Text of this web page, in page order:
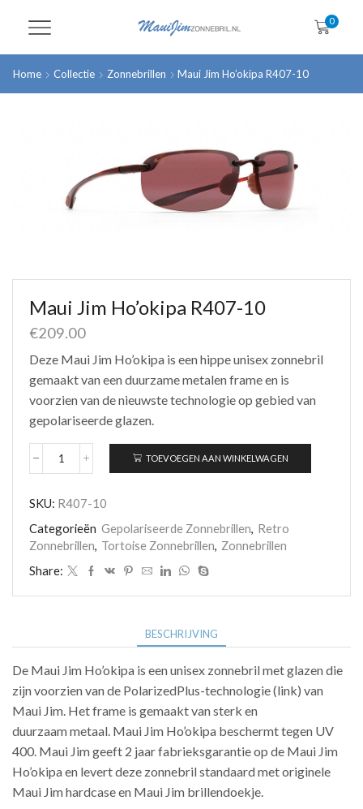
0
Home Collectie Zonnebrillen Maui Jim Ho’okipa R407-10
Maui Jim Ho’okipa R407-10
€209.00
Deze Maui Jim Ho’okipa is een hippe unisex zonnebril
gemaakt van een duurzame metalen frame en is
voorzien van de nieuwste technologie op gebied van
gepolariseerde glazen.
Maui
R407-
aantal
TOEVOEGEN AAN WINKELWAGEN
SKU: R407-10
Categorieën Gepolariseerde Zonnebrillen, Retro
Zonnebrillen, Tortoise Zonnebrillen, Zonnebrillen
Share:
BESCHRIJVING
De Maui Jim Ho’okipa is een unisex zonnebril met glazen die
zijn voorzien van de PolarizedPlus-technologie (link) van
Maui Jim. Het frame is gemaakt van sterk en
duurzaam metaal. Maui Jim Ho’okipa beschermt tegen UV
400. Maui Jim geeft 2 jaar fabrieksgarantie op de Maui Jim
Ho’okipa en levert deze zonnebril standaard met originele
Maui Jim hardcase en Maui Jim brillendoekje.